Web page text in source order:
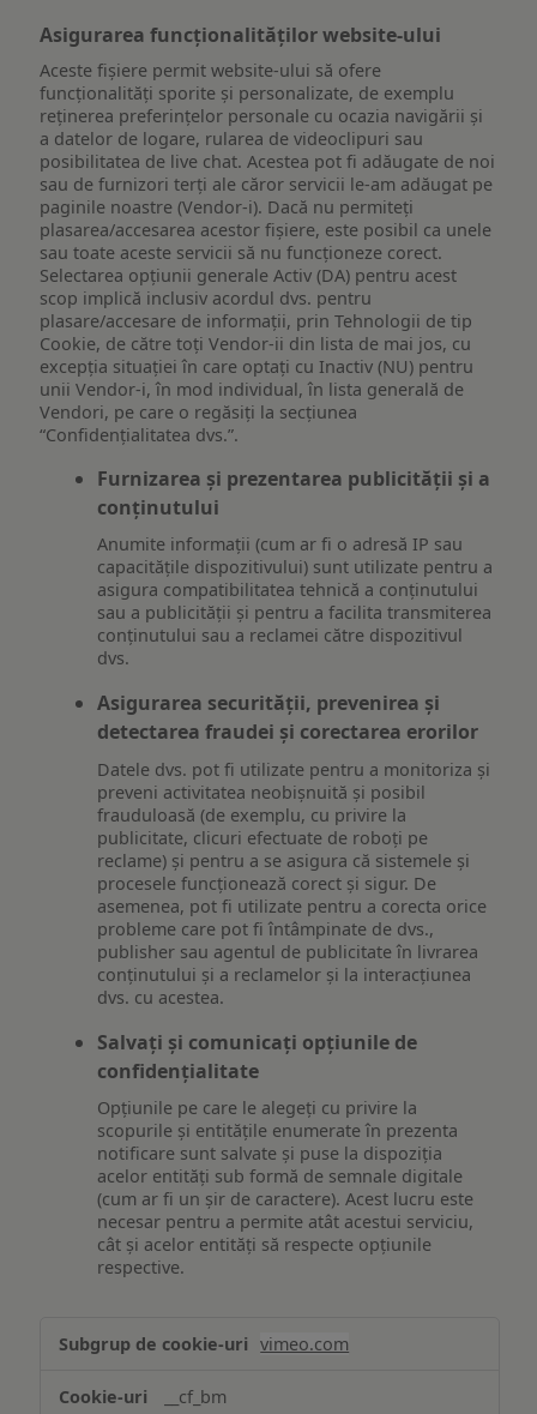
Asigurarea funcționalităților website-ului
Aceste fișiere permit website-ului să ofere
funcționalități sporite și personalizate, de exemplu
reţinerea preferinţelor personale cu ocazia navigării și
a datelor de logare, rularea de videoclipuri sau
posibilitatea de live chat. Acestea pot fi adăugate de noi
sau de furnizori terți ale căror servicii le-am adăugat pe
paginile noastre (Vendor-i). Dacă nu permiteți
plasarea/accesarea acestor fișiere, este posibil ca unele
sau toate aceste servicii să nu funcționeze corect.
Selectarea opțiunii generale Activ (DA) pentru acest
scop implică inclusiv acordul dvs. pentru
plasare/accesare de informații, prin Tehnologii de tip
Cookie, de către toți Vendor-ii din lista de mai jos, cu
excepția situației în care optați cu Inactiv (NU) pentru
unii Vendor-i, în mod individual, în lista generală de
Vendori, pe care o regăsiți la secțiunea
“Confidențialitatea dvs.”.
Furnizarea și prezentarea publicității și a
conținutului
Anumite informații (cum ar fi o adresă IP sau
capacitățile dispozitivului) sunt utilizate pentru a
asigura compatibilitatea tehnică a conținutului
sau a publicității și pentru a facilita transmiterea
conținutului sau a reclamei către dispozitivul
dvs.
Asigurarea securității, prevenirea și
detectarea fraudei și corectarea erorilor
Datele dvs. pot fi utilizate pentru a monitoriza și
preveni activitatea neobișnuită și posibil
frauduloasă (de exemplu, cu privire la
publicitate, clicuri efectuate de roboți pe
reclame) și pentru a se asigura că sistemele și
procesele funcționează corect și sigur. De
asemenea, pot fi utilizate pentru a corecta orice
probleme care pot fi întâmpinate de dvs.,
publisher sau agentul de publicitate în livrarea
conținutului și a reclamelor și la interacțiunea
dvs. cu acestea.
Salvați și comunicați opțiunile de
confidențialitate
Opțiunile pe care le alegeți cu privire la
scopurile și entitățile enumerate în prezenta
notificare sunt salvate și puse la dispoziția
acelor entități sub formă de semnale digitale
(cum ar fi un șir de caractere). Acest lucru este
necesar pentru a permite atât acestui serviciu,
cât și acelor entități să respecte opțiunile
respective.
Asigurarea
funcționalităților
website-
vimeo.com
__cf_bm